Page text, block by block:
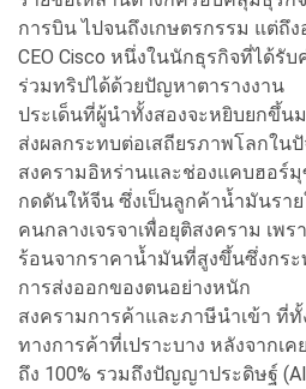
การบิน ไปจนถึงเกษตรกรรม แต่ถึง
CEO Cisco หนึ่งในนักธุรกิจที่ได้รั
ร่วมทริปได้ด้วยปัญหาตารางงาน
ประเด็นที่ผู้นำทั้งสองจะหยิบยกขึ้น
ส่งผลกระทบต่อเสถียรภาพโลกใน
สงครามอิหร่านและช่องแคบฮอร์
กดดันให้จีน ซึ่งเป็นลูกค้าน้ำมันรา
คนกลางเจรจาเพื่อยุติสงคราม เพ
ร้อนจากราคาน้ำมันที่สูงขึ้นซึ่งกร
การส่งออกของตนอย่างหนัก
สงครามการค้าและภาษีนำเข้า ที่
ทางการค้าที่เปราะบาง หลังจากเ
ถึง 100% รวมถึงปัญญาประดิษฐ์